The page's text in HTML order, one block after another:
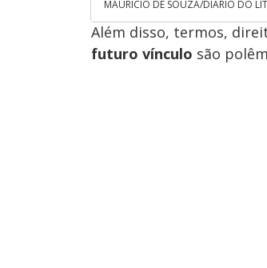
MAURÍCIO DE SOUZA/DIÁRIO DO
Além disso, termos,
futuro vínculo são